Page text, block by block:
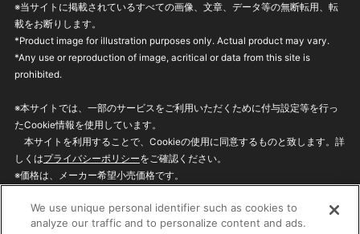
※当サイトに掲載されているすべての画像、文章、データ等の無断転用、転
載をお断りします。
*Product image for illustration purposes only. Actual product may vary.
*Any use or reproduction of image, acritical or data from this site is
prohibited.
※本サイトでは、一部のサービスをご利用いただくために付与設定等を行っ
たCookie情報を使用しています。
本サイトを利用することで、Cookieの使用に同意するものと致します。詳
しくはプライバシーポリシーをご確認ください。
※価格は、メーカー希望小売価格です。
ざいますのでご了承ください。
We use unique personal identifier such as cookies to
analyze our traffic and to personalize content and ads.